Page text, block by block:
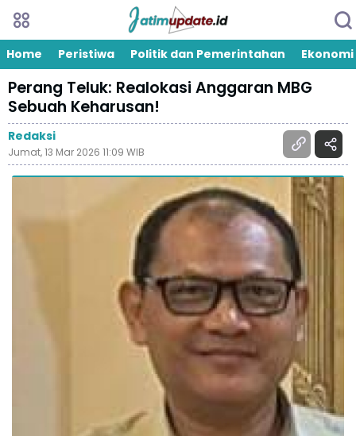
Home Peristiwa Politik dan Pemerintahan Ekonomi
Perang Teluk: Realokasi Anggaran MBG
Sebuah Keharusan!
Redaksi
Jumat, 13 Mar 2026 11:09 WIB